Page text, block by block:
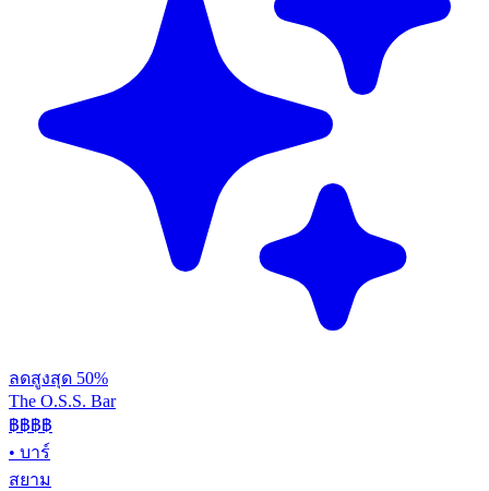
ลดสูงสุด 50%
The O.S.S. Bar
฿฿฿฿
• บาร์
สยาม